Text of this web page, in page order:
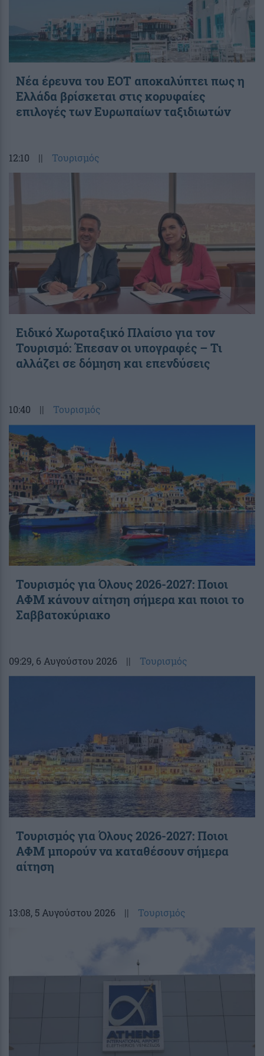
Νέα έρευνα του ΕΟΤ αποκαλύπτει πως η
Ελλάδα βρίσκεται στις κορυφαίες
επιλογές των Ευρωπαίων ταξιδιωτών
12:10 || Τουρισμός
Ειδικό Χωροταξικό Πλαίσιο για τον
Τουρισμό: Έπεσαν οι υπογραφές – Τι
αλλάζει σε δόμηση και επενδύσεις
10:40 || Τουρισμός
Τουρισμός για Όλους 2026-2027: Ποιοι
ΑΦΜ κάνουν αίτηση σήμερα και ποιοι το
Σαββατοκύριακο
09:29, 6 Αυγούστου 2026 || Τουρισμός
Τουρισμός για Όλους 2026-2027: Ποιοι
ΑΦΜ μπορούν να καταθέσουν σήμερα
αίτηση
13:08, 5 Αυγούστου 2026 || Τουρισμός